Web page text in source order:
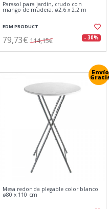
Parasol para jardín, crudo con
mango de madera, ø2,6 x 2,2 m
EDM PRODUCT
79,73€ 114,15€ - 30%
Envío
Mesa redonda plegable color blanco
ø80 x 110 cm